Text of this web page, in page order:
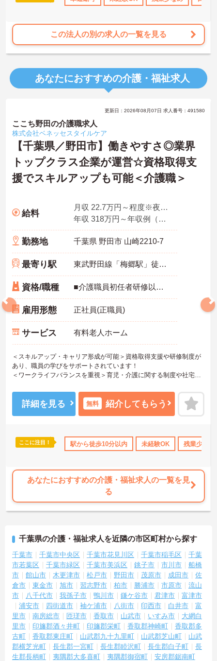
この法人の別の求人の一覧を見る
あなたにおすすめの介護・福祉求人
無資格OK 日勤のみ 年間休日110日以上 オープニングス
更新日：2026年08月07日 求人番号：491580
ここち野田の介護職求人
株式会社ベネッセスタイルケア
【千葉県／野田市】働きやすさ◎業界
トップクラス企業が運営☆資格取得支
援でスキルアップも可能＜介護職＞
給料
月収 22.7万円～程度※夜勤手当込
年収 318万円～年収例（賞与2ヶ月、平均残業時間10時間／月を含む）
勤務地 千葉県 野田市 山崎2210-7
最寄り駅 東武野田線「梅郷駅」徒歩8分
資格/職種 ■介護職員初任者研修以上 ※無資格の方も応募可（資格支援制度あり）
雇用形態 正社員(正職員)
サービス 有料老人ホーム
＜スキルアップ・キャリア形成が可能＞資格取得支援や研修制度が
あり、職員の学びをサポートされています！
＜ワークライフバランスを重視＞育児・介護に関する制度や社宅制
＜寄り添ったケアの実施＞利用者さまに深く寄り添ったサービスの
提供を目指し、職員の専門性を高めるような人材育成にも注力され
詳細を見る 無料 紹介してもらう
ここに注目！ 駅から徒歩10分以内 未経験OK 残業少なめ
あなたにおすすめの介護・福祉求人の一覧を見
る
千葉県の介護・福祉求人を近隣の市区町村から探す
千葉市 千葉市中央区 千葉市花見川区 千葉市稲毛区
千葉
市若葉区
千葉市緑区 千葉市美浜区 銚子市 市川市
船橋
市
館山市 木更津市 松戸市 野田市 茂原市 成田市
佐
倉市
東金市 旭市 習志野市 柏市 勝浦市 市原市
流山
市
八千代市 我孫子市 鴨川市 鎌ケ谷市 君津市
富津市
浦安市
四街道市 袖ケ浦市 八街市 印西市 白井市
富
里市
南房総市 匝瑳市 香取市 山武市 いすみ市
大網白
里市
印旛郡酒々井町 印旛郡栄町 香取郡神崎町
香取郡多
古町
香取郡東庄町 山武郡九十九里町 山武郡芝山町
山武
郡横芝光町
長生郡一宮町 長生郡睦沢町 長生郡白子町
長
生郡長柄町
夷隅郡大多喜町 夷隅郡御宿町 安房郡鋸南町